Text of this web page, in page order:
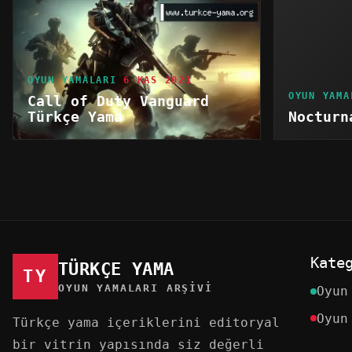
OYUN YAMALARI 6 KAS 2021
Call of Duty Vanguard
Türkçe Yama
OYUN
TY TÜRKÇE YAMA
OYUN YAMALARI ARŞIVI
Türkçe yama içeriklerini editoryal
bir vitrin yapısında siz değerli